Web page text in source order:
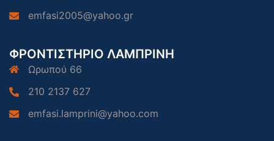
emfasi2005@yahoo.gr
ΦΡΟΝΤΙΣΤΗΡΙΟ ΛΑΜΠΡΙΝΗ
Ωρωπού 66
210 2137 627
emfasi.lamprini@yahoo.com